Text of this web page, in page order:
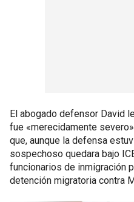
El abogado defensor David
fue «merecidamente
que, aunque la defensa
sospechoso quedara bajo
funcionarios de inmigración
detención migratoria contra